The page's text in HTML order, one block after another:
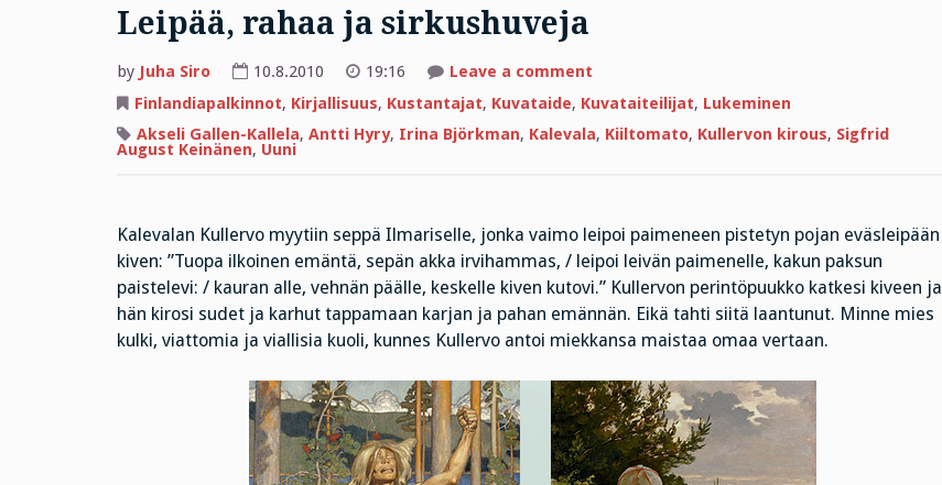
Leipää, rahaa ja sirkushuveja
by Juha Siro 10.8.2010 19:16 Leave a commenton
rahaa
sirkushuveja
Finlandiapalkinnot, Kirjallisuus, Kustantajat, Kuvataide, Kuvataiteilijat, Lukeminen
Akseli Gallen-Kallela, Antti Hyry, Irina Björkman, Kalevala, Kiiltomato, Kullervon kirous, Sigfrid
August Keinänen, Uuni
Kalevalan Kullervo myytiin seppä Ilmariselle, jonka vaimo leipoi paimeneen pistetyn pojan eväsleipään
kiven: ”Tuopa ilkoinen emäntä, sepän akka irvihammas, / leipoi leivän paimenelle, kakun paksun
paistelevi: / kauran alle, vehnän päälle, keskelle kiven kutovi.” Kullervon perintöpuukko katkesi kiveen ja
hän kirosi sudet ja karhut tappamaan karjan ja pahan emännän. Eikä tahti siitä laantunut. Minne mies
kulki, viattomia ja viallisia kuoli, kunnes Kullervo antoi miekkansa maistaa omaa vertaan.